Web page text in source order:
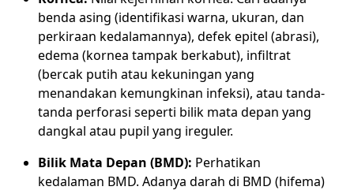
benda asing (identifikasi warna, ukuran, dan
perkiraan kedalamannya), defek epitel (abrasi),
edema (kornea tampak berkabut), infiltrat
(bercak putih atau kekuningan yang
menandakan kemungkinan infeksi), atau tanda-
tanda perforasi seperti bilik mata depan yang
dangkal atau pupil yang ireguler.
Bilik Mata Depan (BMD): Perhatikan
kedalaman BMD. Adanya darah di BMD (hifema)